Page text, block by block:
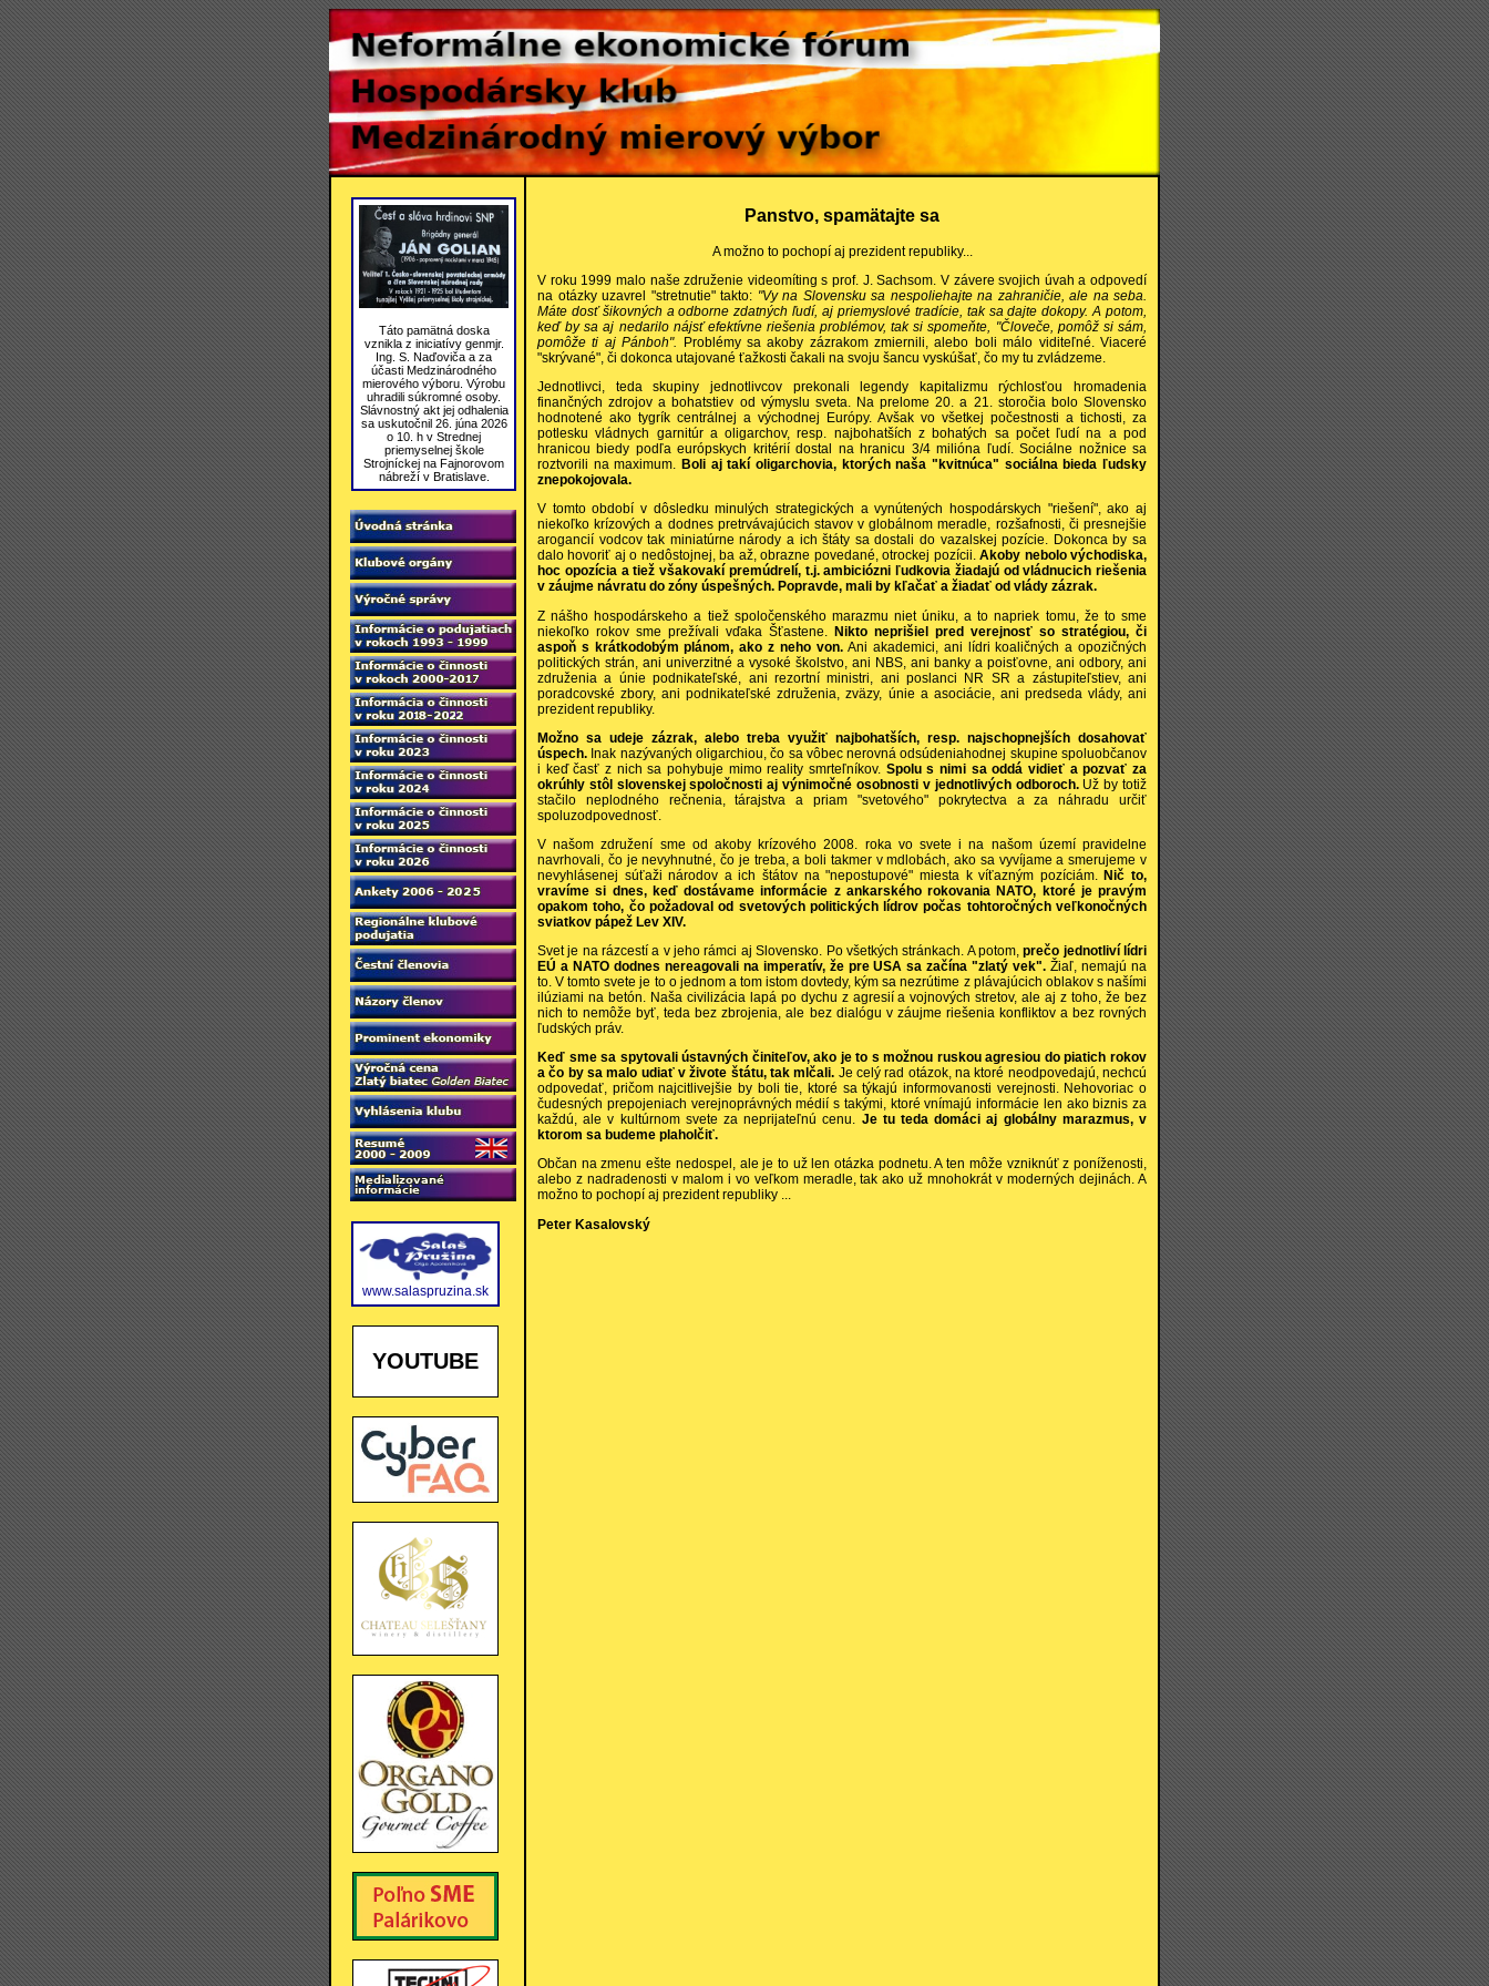
Táto pamätná doska
vznikla z iniciatívy genmjr.
Ing. S. Naďoviča a za
účasti Medzinárodného
mierového výboru. Výrobu
uhradili súkromné osoby.
Slávnostný akt jej odhalenia
sa uskutočnil 26. júna 2026
o 10. h v Strednej
priemyselnej škole
Strojníckej na Fajnorovom
nábreží v Bratislave.
www.salaspruzina.sk
YOUTUBE
Panstvo, spamätajte sa
A možno to pochopí aj prezident republiky...
V roku 1999 malo naše združenie videomíting s prof. J. Sachsom. V závere svojich úvah a odpovedí
na otázky uzavrel "stretnutie" takto: "Vy na Slovensku sa nespoliehajte na zahraničie, ale na seba.
Máte dosť šikovných a odborne zdatných ľudí, aj priemyslové tradície, tak sa dajte dokopy. A potom,
keď by sa aj nedarilo nájsť efektívne riešenia problémov, tak si spomeňte, "Človeče, pomôž si sám,
pomôže ti aj Pánboh". Problémy sa akoby zázrakom zmiernili, alebo boli málo viditeľné. Viaceré
"skrývané", či dokonca utajované ťažkosti čakali na svoju šancu vyskúšať, čo my tu zvládzeme.
Jednotlivci, teda skupiny jednotlivcov prekonali legendy kapitalizmu rýchlosťou hromadenia
finančných zdrojov a bohatstiev od výmyslu sveta. Na prelome 20. a 21. storočia bolo Slovensko
hodnotené ako tygrík centrálnej a východnej Európy. Avšak vo všetkej počestnosti a tichosti, za
potlesku vládnych garnitúr a oligarchov, resp. najbohatších z bohatých sa počet ľudí na a pod
hranicou biedy podľa európskych kritérií dostal na hranicu 3/4 milióna ľudí. Sociálne nožnice sa
roztvorili na maximum. Boli aj takí oligarchovia, ktorých naša "kvitnúca" sociálna bieda ľudsky
znepokojovala.
V tomto období v dôsledku minulých strategických a vynútených hospodárskych "riešení", ako aj
niekoľko krízových a dodnes pretrvávajúcich stavov v globálnom meradle, rozšafnosti, či presnejšie
arogancií vodcov tak miniatúrne národy a ich štáty sa dostali do vazalskej pozície. Dokonca by sa
dalo hovoriť aj o nedôstojnej, ba až, obrazne povedané, otrockej pozícii.Akoby nebolo východiska,
hoc opozícia a tiež všakovakí premúdrelí, t.j. ambiciózni ľudkovia žiadajú od vládnucich riešenia
v záujme návratu do zóny úspešných. Popravde, mali by kľačať a žiadať od vlády zázrak.
Z nášho hospodárskeho a tiež spoločenského marazmu niet úniku, a to napriek tomu, že to sme
niekoľko rokov sme prežívali vďaka Šťastene. Nikto neprišiel pred verejnosť so stratégiou, či
aspoň s krátkodobým plánom, ako z neho von.Ani akademici, ani lídri koaličných a opozičných
politických strán, ani univerzitné a vysoké školstvo, ani NBS, ani banky a poisťovne, ani odbory, ani
združenia a únie podnikateľské, ani rezortní ministri, ani poslanci NR SR a zástupiteľstiev, ani
poradcovské zbory, ani podnikateľské združenia, zväzy, únie a asociácie, ani predseda vlády, ani
prezident republiky.
Možno sa udeje zázrak, alebo treba využiť najbohatších, resp. najschopnejších dosahovať
úspech. Inak nazývaných oligarchiou, čo sa vôbec nerovná odsúdeniahodnej skupine spoluobčanov
i keď časť z nich sa pohybuje mimo reality smrteľníkov. Spolu s nimi sa oddá vidieť a pozvať za
okrúhly stôl slovenskej spoločnosti aj výnimočné osobnosti v jednotlivých odboroch.Už by totiž
stačilo neplodného rečnenia, tárajstva a priam "svetového" pokrytectva a za náhradu určiť
spoluzodpovednosť.
V našom združení sme od akoby krízového 2008. roka vo svete i na našom území pravidelne
navrhovali, čo je nevyhnutné, čo je treba, a boli takmer v mdlobách, ako sa vyvíjame a smerujeme v
nevyhlásenej súťaži národov a ich štátov na "nepostupové" miesta k víťazným pozíciám. Nič to,
vravíme si dnes, keď dostávame informácie z ankarského rokovania NATO, ktoré je pravým
opakom toho, čo požadoval od svetových politických lídrov počas tohtoročných veľkonočných
sviatkov pápež Lev XIV.
Svet je na rázcestí a v jeho rámci aj Slovensko. Po všetkých stránkach. A potom,prečo jednotliví lídri
EÚ a NATO dodnes nereagovali na imperatív, že pre USA sa začína "zlatý vek".Žiaľ, nemajú na
to. V tomto svete je to o jednom a tom istom dovtedy, kým sa nezrútime z plávajúcich oblakov s našími
ilúziami na betón. Naša civilizácia lapá po dychu z agresií a vojnových stretov, ale aj z toho, že bez
nich to nemôže byť, teda bez zbrojenia, ale bez dialógu v záujme riešenia konfliktov a bez rovných
ľudských práv.
Keď sme sa spytovali ústavných činiteľov, ako je to s možnou ruskou agresiou do piatich rokov
a čo by sa malo udiať v živote štátu, tak mlčali. Je celý rad otázok, na ktoré neodpovedajú, nechcú
odpovedať, pričom najcitlivejšie by boli tie, ktoré sa týkajú informovanosti verejnosti. Nehovoriac o
čudesných prepojeniach verejnoprávných médií s takými, ktoré vnímajú informácie len ako biznis za
každú, ale v kultúrnom svete za neprijateľnú cenu. Je tu teda domáci aj globálny marazmus, v
ktorom sa budeme plaholčiť.
Občan na zmenu ešte nedospel, ale je to už len otázka podnetu. A ten môže vzniknúť z poníženosti,
alebo z nadradenosti v malom i vo veľkom meradle, tak ako už mnohokrát v moderných dejinách. A
možno to pochopí aj prezident republiky ...
Peter Kasalovský